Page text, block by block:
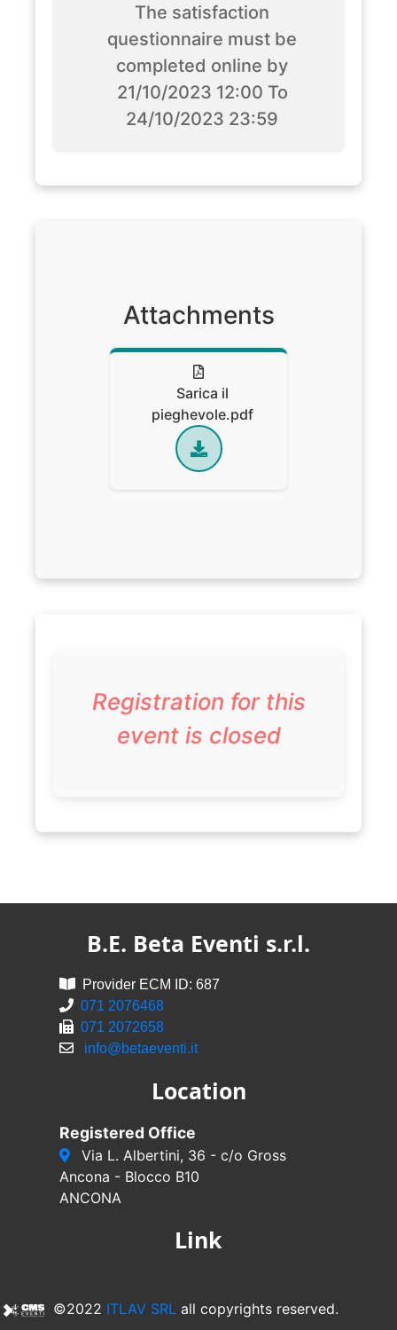
The satisfaction
questionnaire must be
completed online by
21/10/2023 12:00 To
24/10/2023 23:59
Attachments
Sarica il
pieghevole.pdf
Registration for this
event is closed
B.E. Beta Eventi s.r.l.
Provider ECM ID: 687
071 2076468
071 2072658
info@betaeventi.it
Location
Registered Office
Via L. Albertini, 36 - c/o Gross
Ancona - Blocco B10
ANCONA
Link
©2022 ITLAV SRL all copyrights reserved.